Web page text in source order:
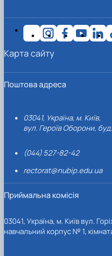
Поштова адреса
03041, Україна, м. Київ,
вул. Героїв Оборони,
(044) 527-82-42
rectorat@nubip.edu.ua
Приймальна комісія
03041, Україна, м. Київ вул.
навчальний корпус № 1,
Карта сайту